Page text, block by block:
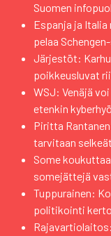
Suomen
Espanja ja
pelaa
Järjestöt:
poikkeusluvat
WSJ: Venäjä
etenkin
Piritta
tarvitaan
Some
somejättejä
Tuppurainen:
politikointi